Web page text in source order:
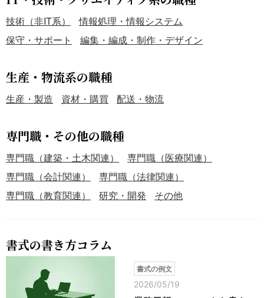
技術（非IT系）
情報処理・情報システム
保守・サポート
編集・編成・制作・デザイン
生産・物流系の職種
生産・製造 資材・購買 配送・物流
専門職・その他の職種
専門職（建築・土木関連）
専門職（医療関連）
専門職（会計関連）
専門職（法律関連）
専門職（教育関連）
研究・開発 その他
書式の書き方コラム
書式の例文
2026/05/19